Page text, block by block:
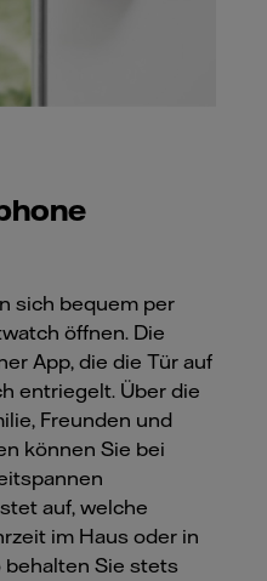
sich bequem per
öffnen. Die
App, die die Tür auf
entriegelt. Über die
Freunden und
können Sie bei
auf, welche
im Haus oder in
behalten Sie stets